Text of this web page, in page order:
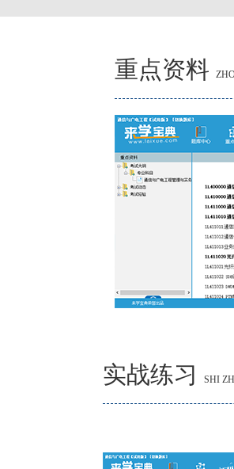
重点资料
实战练习 SHI